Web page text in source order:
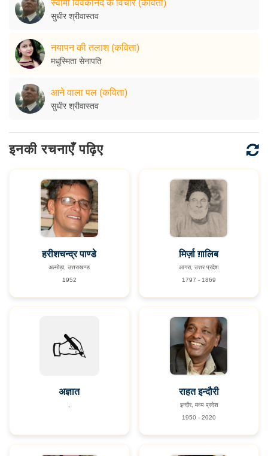
स्वामी विवेकानंद के विचार (कविता)
सुधीर श्रीवास्तव
नयापन की तलाश (कविता)
मधुस्मिता सेनापति
आने वाला पल (कविता)
सुधीर श्रीवास्तव
इनकी रचनाएँ पढ़िए
हरीशचन्द्र पाण्डे
अल्मोड़ा, उत्तराखण्ड
1952
मिर्ज़ा ग़ालिब
आगरा, उत्तर प्रदेश
1797 - 1869
अज्ञात
,
राहत इन्दौरी
इन्दौर, मध्य प्रदेश
1950 - 2020